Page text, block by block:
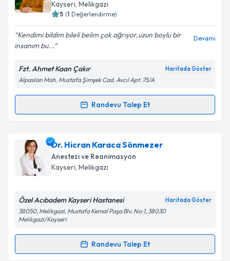
Kişisel verilerimin işlenmesine ilişkin
Aydınlatma
Metni'ni okudum ve kişisel verilerimin belirtilen
kapsamda işlenmesini kabul ediyorum.
Kayseri, Melikgazi
5 (1 Değerlendirme)
Kendimi bildim bileli belim çok ağrıyor,uzun boylu bir
insanım bu...
Devamı
Fzt. Ahmet Kaan Çakır Haritada Göster
Alpaslan Mah. Mustafa Şimşek Cad. Avcıl Apt. 75/A
Randevu Talep Et
Randevu Takvimi Talebi
Fzt. Ahmet Kaan Çakıriçin randevu takvimi talebi
oluşturun. Size bu uzmandan randevu almanız için bir
takvim hazırlandığında e-posta ile bilgilendireceğiz.
Kişisel verilerimin işlenmesine ilişkinAydınlatma
'ni okudum ve kişisel verilerimin belirtilen
kapsamda işlenmesini kabul ediyorum.
Dr. Hicran Karaca Sönmezer
Anestezi ve Reanimasyon
Kayseri, Melikgazi
Özel Acıbadem Kayseri Hastanesi Haritada Göster
38050, Melikgazi, Mustafa Kemal Paşa Blv. No:1, 38030
Melikgazi/Kayseri
Randevu Talep Et
Randevu Takvimi Talebi